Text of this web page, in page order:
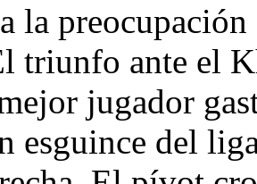
la
triunfo ante el
jugador
esguince del